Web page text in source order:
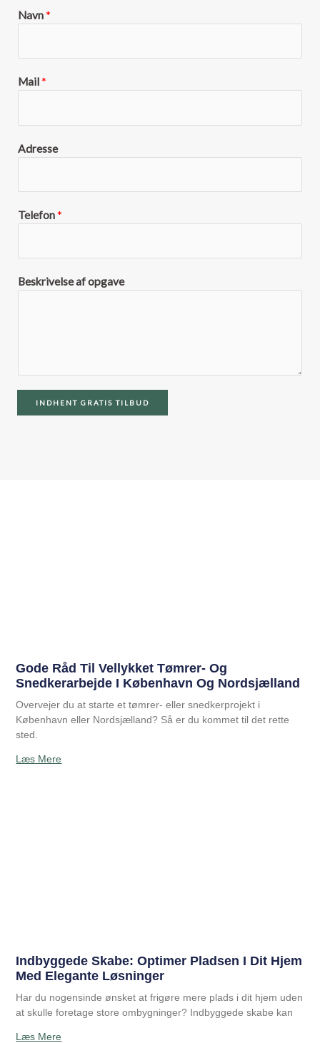
Navn*
Mail*
Adresse
Telefon*
Beskrivelse af opgave
INDHENT GRATIS TILBUD
Gode Råd Til Vellykket Tømrer- Og
Snedkerarbejde I København Og Nordsjælland
Overvejer du at starte et tømrer- eller snedkerprojekt i
København eller Nordsjælland? Så er du kommet til det rette
sted.
Læs Mere
Indbyggede Skabe: Optimer Pladsen I Dit Hjem
Med Elegante Løsninger
Har du nogensinde ønsket at frigøre mere plads i dit hjem uden
at skulle foretage store ombygninger? Indbyggede skabe kan
Læs Mere